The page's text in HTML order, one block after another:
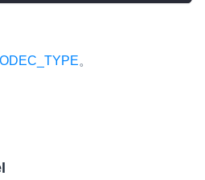
之间的实时音视频互通
务的综合服务质量及可用性信息
。